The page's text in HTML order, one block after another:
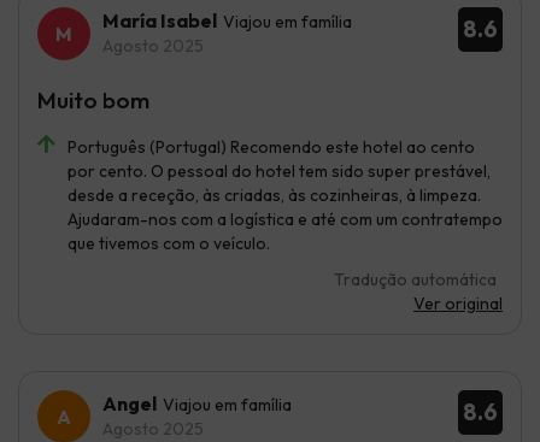
8.6
María Isabel Viajou em família
Agosto 2025
Português (Portugal) Recomendo este hotel ao cento
por cento. O pessoal do hotel tem sido super prestável,
desde a receção, às criadas, às cozinheiras, à limpeza.
Ajudaram-nos com a logística e até com um contratempo
que tivemos com o veículo.
Tradução automática
Ver original
Muito bom
8.6
Angel Viajou em família
Agosto 2025